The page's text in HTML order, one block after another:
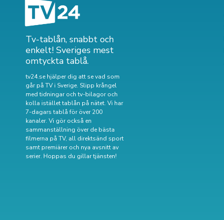
Tv-tablån, snabbt och
enkelt! Sveriges mest
omtyckta tablå.
tv24.se hjälper dig att se vad som
går på TV i Sverige. Slipp krångel
med tidningar och tv-bilagor och
kolla istället tablån på nätet. Vi har
7-dagars tablå för över 200
kanaler. Vi gör också en
sammanställning överde bästa
filmerna på TV, all direktsänd sport
samt premiärer och nya avsnitt av
serier. Hoppas du gillar tjänsten!